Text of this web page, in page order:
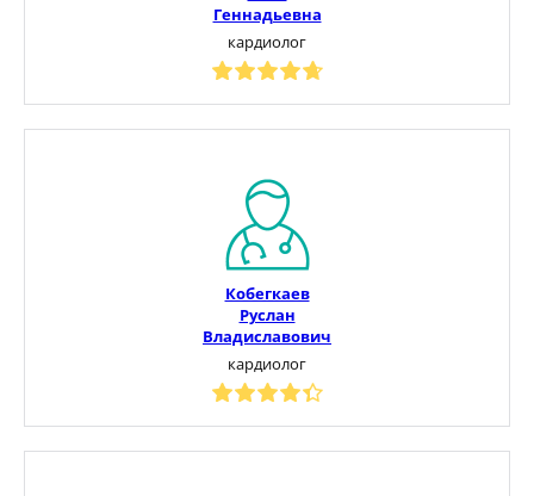
Геннадьевна
кардиолог
Кобегкаев
Руслан
Владиславович
кардиолог